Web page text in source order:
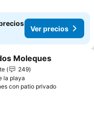
Ver precios
a favoritos
Moleques
249
la playa
con patio privado